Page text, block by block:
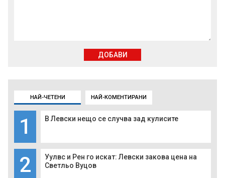
НАЙ-ЧЕТЕНИ НАЙ-КОМЕНТИРАНИ
1 В Левски нещо се случва зад кулисите
2
Уулвс и Рен го искат: Левски закова цена на
Светльо Вуцов
ДОБАВИ